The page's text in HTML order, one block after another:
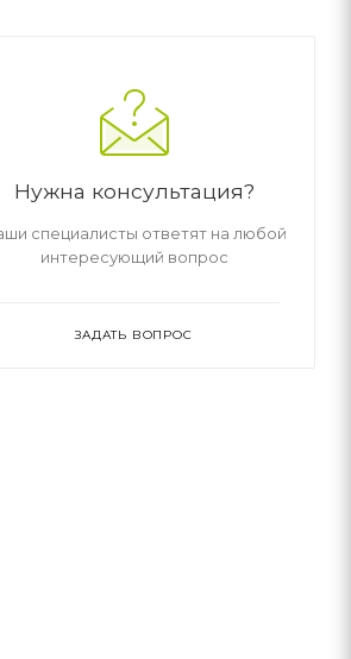
Нужна консультация?
специалисты ответят на любой
интересующий вопрос
ЗАДАТЬ ВОПРОС